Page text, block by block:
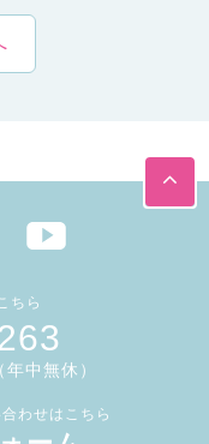
ちら
中無休）
わせはこちら